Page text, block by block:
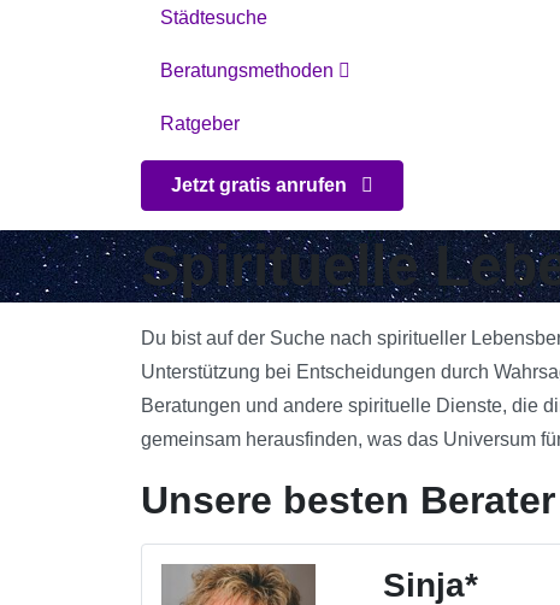
Städtesuche
Beratungsmethoden
Ratgeber
Jetzt gratis anrufen
Spirituelle
Du bist auf der Suche nach spiritueller
Unterstützung bei Entscheidungen durch
Beratungen und andere spirituelle Dienste, die
gemeinsam herausfinden, was das Universum
Unsere besten
Sinja*